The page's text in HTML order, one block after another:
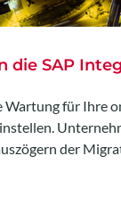
die SAP
für Ihre
der